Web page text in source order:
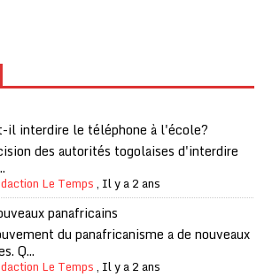
il interdire le téléphone à l'école?
des autorités togolaises d'interdire
Le Temps, Il y a 2 ans
panafricains
du panafricanisme a de nouveaux
Q...
Le Temps, Il y a 2 ans